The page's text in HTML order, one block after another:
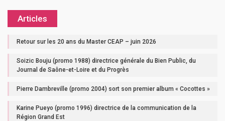
Articles
Retour sur les 20 ans du Master CEAP – juin 2026
Soizic Bouju (promo 1988) directrice générale du Bien Public, du
Journal de Saône-et-Loire et du Progrès
Pierre Dambreville (promo 2004) sort son premier album « Cocottes »
Karine Pueyo (promo 1996) directrice de la communication de la
Région Grand Est